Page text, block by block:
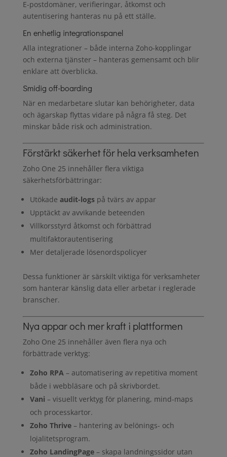
E-postdomäner, verifieringar, åtkomst och
autentisering hanteras nu på ett ställe.
En enhetlig integrationspanel
Alla integrationer – både interna Zoho-kopplingar
och externa tjänster – hanteras gemensamt och blir
enklare att överblicka.
Smidig off-boarding
När en medarbetare slutar kan behörigheter, data
och ägarskap flyttas vidare på några få steg. Det
minskar både risk och administration.
Förstärkt säkerhet för hela verksamheten
Zoho One 25 innehåller flera viktiga
säkerhetsförbättringar:
Utökade audit-logspå tvärs av appar
Upptäckt av avvikande beteenden
Villkorsstyrd åtkomst och förbättrad
multifaktorautentisering
Mer detaljerade lösenordspolicyer
Dessa funktioner är särskilt viktiga för verksamheter
som hanterar känslig data eller arbetar i reglerade
branscher.
Nya appar och mer kraft i plattformen
Zoho One 25 innehåller även flera nya och
förbättrade verktyg:
Zoho RPA– automatisering av repetitiva moment
både i webbläsare och på skrivbordet.
Vani – visuellt verktyg för planering, mind-maps
och processkartor.
Zoho Thrive– hantering av belönings- och
lojalitetsprogram.
Zoho LandingPage– skapa landningssidor utan